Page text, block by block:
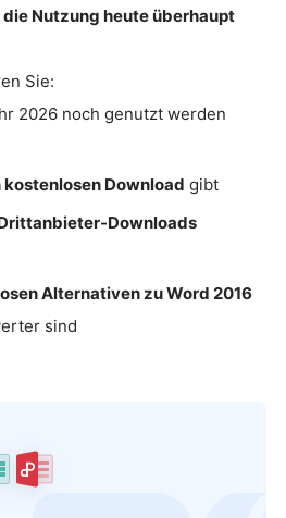
Nutzung heute überhaupt
Sie:
2026 noch genutzt werden
kostenlosen Download gibt
Downloads
Alternativen zu Word 2016
sind